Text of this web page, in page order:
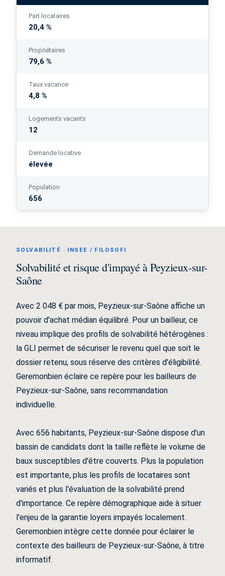
Part locataires
20,4 %
Propriétaires
79,6 %
Taux vacance
4,8 %
Logements vacants
12
Demande locative
élevée
Population
656
SOLVABILITÉ · INSEE / FILOSOFI
Solvabilité et risque d'impayé à Peyzieux-sur-
Saône
Avec 2 048 € par mois, Peyzieux-sur-Saône affiche un
pouvoir d'achat médian équilibré. Pour un bailleur, ce
niveau implique des profils de solvabilité hétérogènes :
la GLI permet de sécuriser le revenu quel que soit le
dossier retenu, sous réserve des critères d'éligibilité.
Geremonbien éclaire ce repère pour les bailleurs de
Peyzieux-sur-Saône, sans recommandation
individuelle.
Avec 656 habitants, Peyzieux-sur-Saône dispose d'un
bassin de candidats dont la taille reflète le volume de
baux susceptibles d'être couverts. Plus la population
est importante, plus les profils de locataires sont
variés et plus l'évaluation de la solvabilité prend
d'importance. Ce repère démographique aide à situer
l'enjeu de la garantie loyers impayés localement.
Geremonbien intègre cette donnée pour éclairer le
contexte des bailleurs de Peyzieux-sur-Saône, à titre
informatif.